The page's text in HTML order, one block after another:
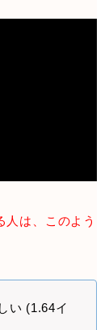
人は、このよう
い (1.64イ